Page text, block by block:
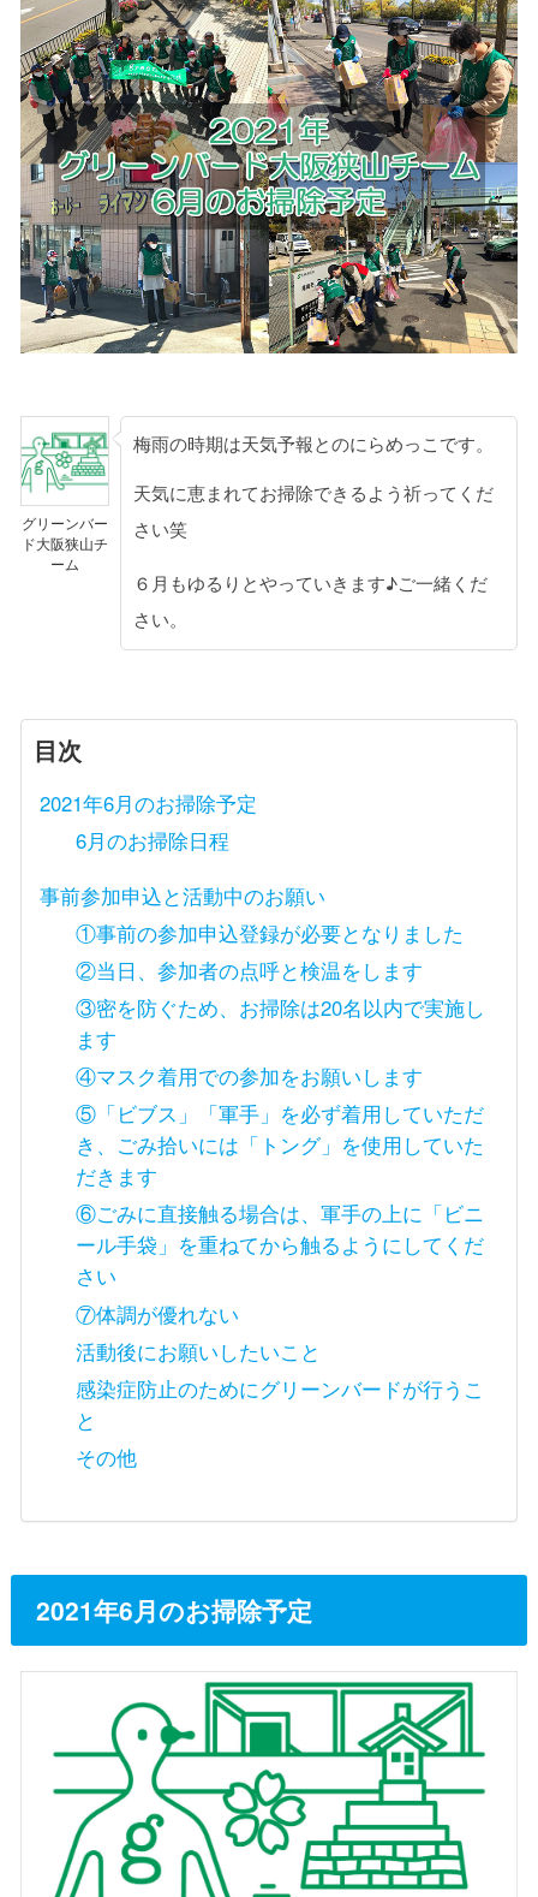
グリーンバー
ド大阪狭山チ
ーム
梅雨の時期は天気予報とのにらめっこです。
天気に恵まれてお掃除できるよう祈ってくだ
さい笑
６月もゆるりとやっていきます♪ご一緒くだ
さい。
目次
2021年6月のお掃除予定
6月のお掃除日程
事前参加申込と活動中のお願い
①事前の参加申込登録が必要となりました
②当日、参加者の点呼と検温をします
③密を防ぐため、お掃除は20名以内で実施し
ます
④マスク着用での参加をお願いします
⑤「ビブス」「軍手」を必ず着用していただ
き、ごみ拾いには「トング」を使用していた
だきます
⑥ごみに直接触る場合は、軍手の上に「ビニ
ール手袋」を重ねてから触るようにしてくだ
さい
⑦体調が優れない
活動後にお願いしたいこと
感染症防止のためにグリーンバードが行うこ
と
その他
2021年6月のお掃除予定